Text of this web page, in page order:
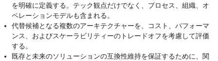
を明確に定義する。テック観点だけでなく、プロセス、組織、オ
ペレーションモデルも含まれる。
代替候補となる複数のアーキテクチャーを、コスト、パフォーマ
ンス、およびスケーラビリティーのトレードオフを考慮して評価
する。
既存と未来のソリューションの互換性維持を保証するために、関